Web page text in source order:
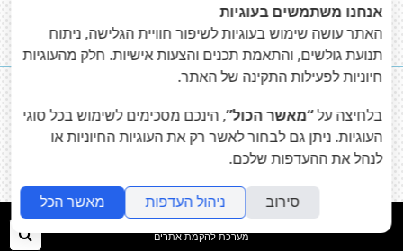

פייס-ליפט Face-Lift שיווק דיגיטלי
folyou
מערכת להקמת אתרים
אנחנו משתמשים בעוגיות
האתר עושה שימוש בעוגיות לשיפור חוויית הגלישה, ניתוח
תנועת גולשים, והתאמת תכנים והצעות אישיות. חלק מהעוגיות
חיוניות לפעילות התקינה של האתר.
בלחיצה על“מאשר הכול”, הינכם מסכימים לשימוש בכל סוגי
העוגיות. ניתן גם לבחור לאשר רק את העוגיות החיוניות או
לנהל את ההעדפות שלכם.
סירוב ניהול העדפות מאשר הכל